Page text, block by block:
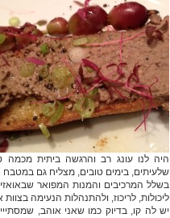
היה לנו עונג רב והרגשה ביתית
שלעיתים, בימים טובים, מצליח גם
בשלל המרכיבים והמנות המפואר
ליכולות, לריכוז, ולהתנהלות הנעימה
יש לה קו, בדיוק כמו שאני אוהב,